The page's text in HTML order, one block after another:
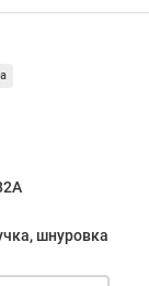
шнуровка